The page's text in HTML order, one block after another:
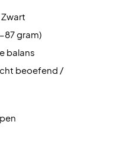
87 gram)
balans
beoefend /